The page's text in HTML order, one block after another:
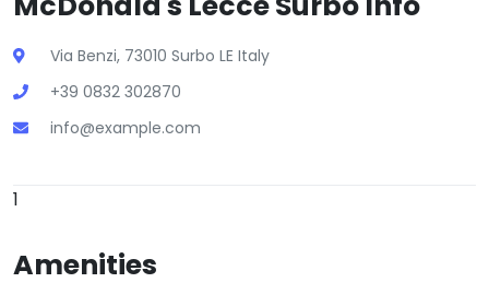
Via Benzi, 73010 Surbo LE Italy
+39 0832 302870
info@example.com
1
Amenities